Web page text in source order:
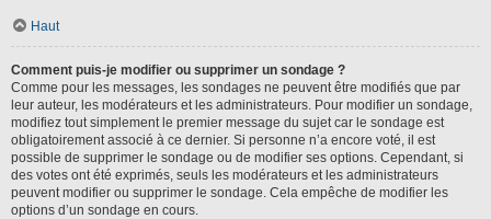
Haut
Comment puis-je modifier ou supprimer un sondage ?
Comme pour les messages, les sondages ne peuvent être modifiés que par
leur auteur, les modérateurs et les administrateurs. Pour modifier un sondage,
modifiez tout simplement le premier message du sujet car le sondage est
obligatoirement associé à ce dernier. Si personne n’a encore voté, il est
possible de supprimer le sondage ou de modifier ses options. Cependant, si
des votes ont été exprimés, seuls les modérateurs et les administrateurs
peuvent modifier ou supprimer le sondage. Cela empêche de modifier les
options d’un sondage en cours.